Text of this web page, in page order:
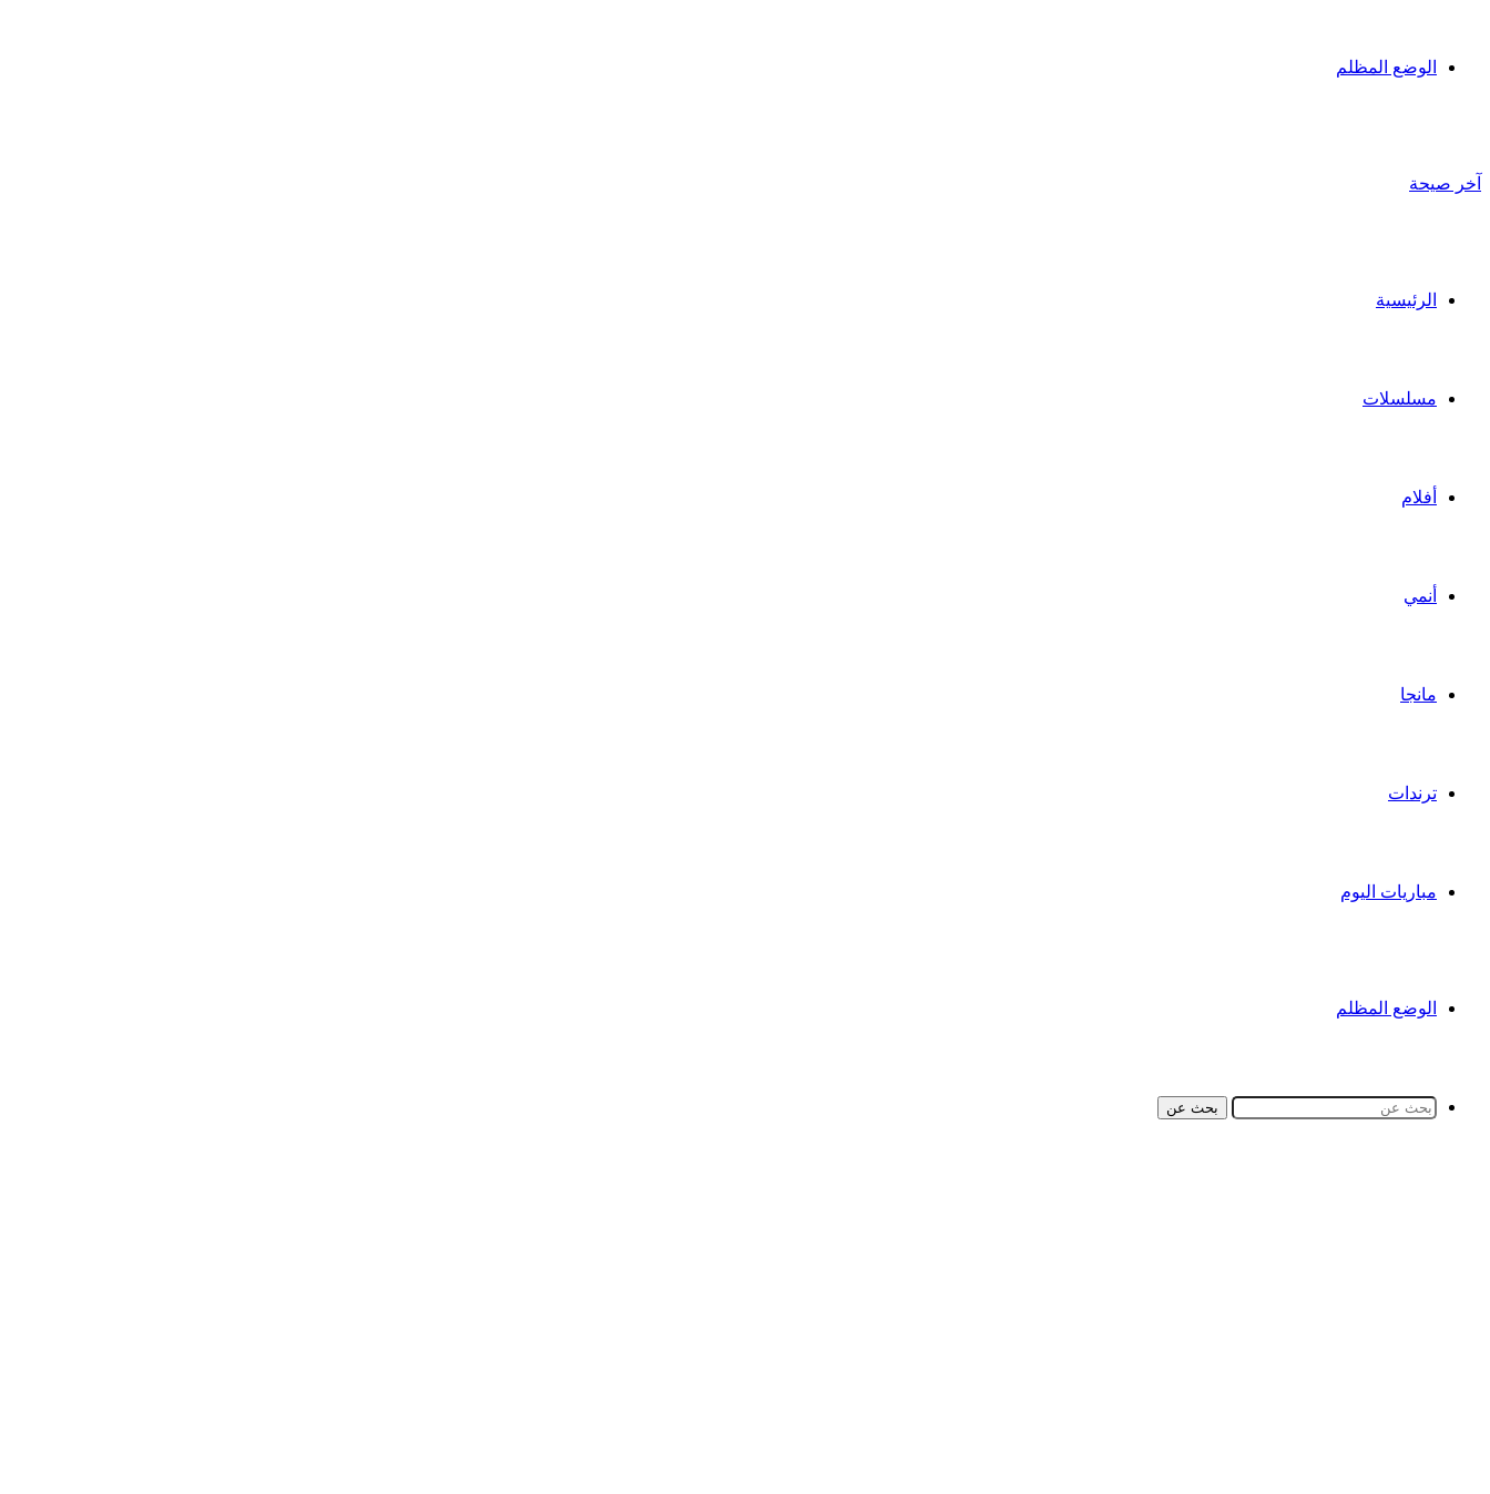
الوضع المظلم
آخر صيحة
الرئيسية
مسلسلات
أفلام
أنمي
مانجا
ترندات
مباريات اليوم
الوضع المظلم
بحث عن